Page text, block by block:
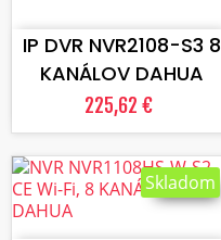
IP DVR NVR2108-S3 8
KANÁLOV DAHUA
225,62 €
VLOŽIŤ DO KOŠÍKA
Skladom